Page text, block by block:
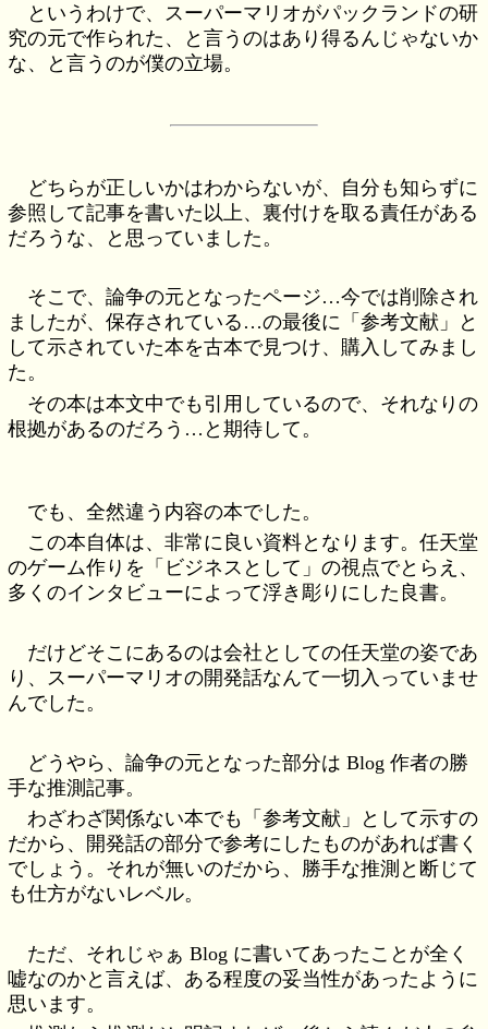
というわけで、スーパーマリオがパックランドの研
究の元で作られた、と言うのはあり得るんじゃないか
な、と言うのが僕の立場。
どちらが正しいかはわからないが、自分も知らずに
参照して記事を書いた以上、裏付けを取る責任がある
だろうな、と思っていました。
そこで、論争の元となったページ…今では削除され
ましたが、保存されている…の最後に「参考文献」と
して示されていた本を古本で見つけ、購入してみまし
た。
その本は本文中でも引用しているので、それなりの
根拠があるのだろう…と期待して。
でも、全然違う内容の本でした。
この本自体は、非常に良い資料となります。任天堂
のゲーム作りを「ビジネスとして」の視点でとらえ、
多くのインタビューによって浮き彫りにした良書。
だけどそこにあるのは会社としての任天堂の姿であ
り、スーパーマリオの開発話なんて一切入っていませ
んでした。
どうやら、論争の元となった部分は Blog 作者の勝
手な推測記事。
わざわざ関係ない本でも「参考文献」として示すの
だから、開発話の部分で参考にしたものがあれば書く
でしょう。それが無いのだから、勝手な推測と断じて
も仕方がないレベル。
ただ、それじゃぁ Blog に書いてあったことが全く
嘘なのかと言えば、ある程度の妥当性があったように
思います。